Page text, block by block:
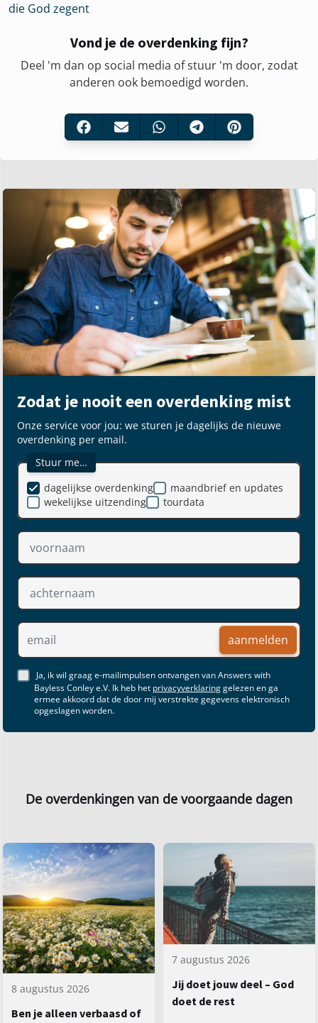
die God zegent
Vond je de overdenking fijn?
Deel 'm dan op social media of stuur 'm door, zodat
anderen ook bemoedigd worden.
Zodat je nooit een overdenking mist
Onze service voor jou: we sturen je dagelijks de nieuwe
overdenking per email.
Stuur me…
maandbrief en updates
dagelijkse overdenking
wekelijkse uitzending
tourdata
aanmelden
Ja, ik wil graag e-mailimpulsen ontvangen van Answers with
Bayless Conley e.V. Ik heb het privacyverklaringgelezen en ga
ermee akkoord dat de door mij verstrekte gegevens elektronisch
opgeslagen worden.
De overdenkingen van de voorgaande dagen
8 augustus 2026
Ben je alleen verbaasd of
7 augustus 2026
Jij doet jouw deel – God
doet de rest